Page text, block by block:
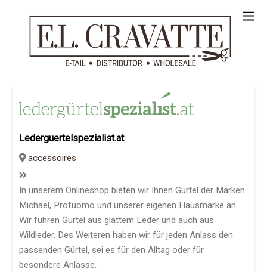
Lederguertelspezialist.at
accessoires
In unserem Onlineshop bieten wir Ihnen Gürtel der Marken
Michael, Profuomo und unserer eigenen Hausmarke an.
Wir führen Gürtel aus glattem Leder und auch aus
Wildleder. Des Weiteren haben wir für jeden Anlass den
passenden Gürtel, sei es für den Alltag oder für
besondere Anlässe.